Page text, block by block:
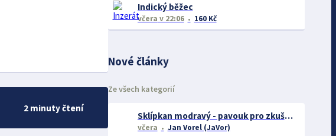
2 minuty čtení
Indický běžec
včera v 22:06 160 Kč
Nové články
Ze všech kategorií
Sklípkan modravý - pavouk pro zkušené chovatele
včera Jan Vorel (JaVor)